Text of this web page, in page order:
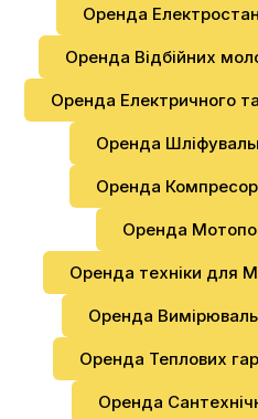
Оренда
Оренда Відбійних
Оренда Електричного
Оренда
Оренда
Оренда
Оренда техніки для
Оренда
Оренда Теплових
Оренда